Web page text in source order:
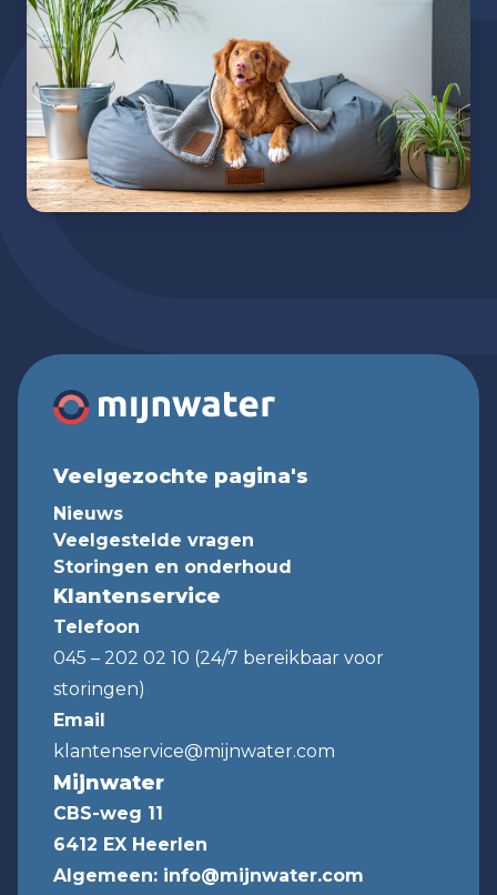
Veelgezochte pagina's
Nieuws
Veelgestelde vragen
Storingen en onderhoud
Klantenservice
Telefoon
045 – 202 02 10 (24/7 bereikbaar voor
storingen)
Email
klantenservice@mijnwater.com
Mijnwater
CBS-weg 11
6412 EX Heerlen
Algemeen: info@mijnwater.com